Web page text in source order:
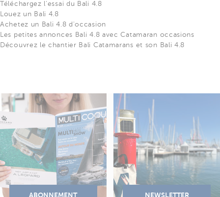
Téléchargez l'essai du Bali 4.8
Louez un Bali 4.8
Achetez un Bali 4.8 d'occasion
Les petites annonces Bali 4.8 avec Catamaran occasions
Découvrez le chantier Bali Catamarans et son Bali 4.8